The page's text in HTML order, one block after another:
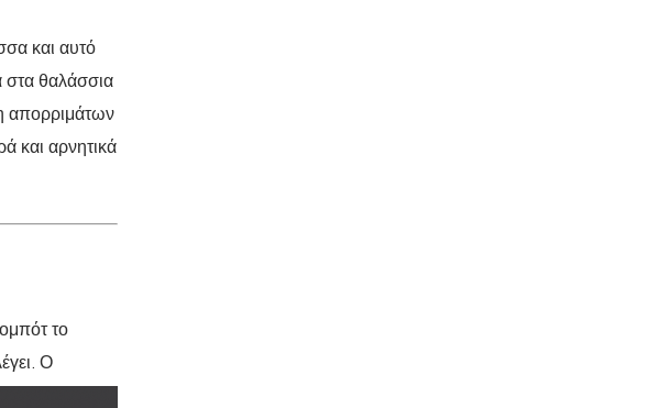
και αυτό
στα θαλάσσια
απορριμάτων
και αρνητικά
το
Ο